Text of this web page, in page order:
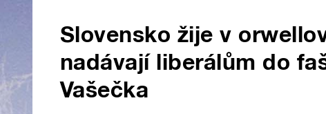
Slovensko žije v
nadávají liberálům do
Vašečka